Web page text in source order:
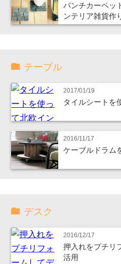
パンチカーペッ
ンテリア雑貨作
テーブル
2017/01/19
タイルシートを
2016/11/17
ケーブルドラム
デスク
2016/12/17
押入れをプチリ
活用